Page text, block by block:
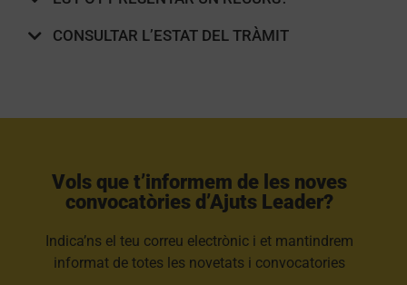
CONSULTAR L’ESTAT DEL TRÀMIT
Vols que t’informem de les noves
convocatòries d’Ajuts Leader?​
Indica’ns el teu correu electrònic i et mantindrem
informat de totes les novetats i convocatories